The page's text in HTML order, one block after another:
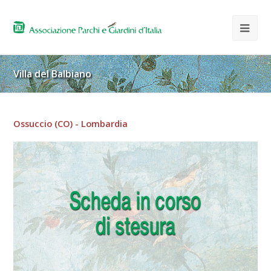
Villa del Balbiano
Ossuccio (CO) - Lombardia